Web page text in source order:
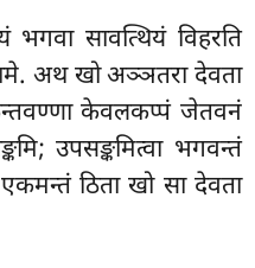
सावत्थियं विहरति
अथ खो अञ्ञतरा देवता
केवलकप्पं जेतवनं
उपसङ्कमित्वा भगवन्तं
ठिता खो सा देवता